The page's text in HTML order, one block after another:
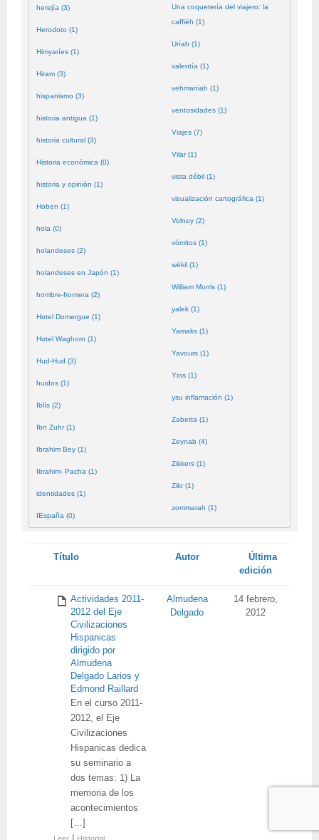
herejía (3)
Herodoto (1)
Himyaríes (1)
Hiram (3)
hispanismo (3)
historia antigua (1)
historia cultural (3)
Historia económica (0)
historia y opinión (1)
Hoben (1)
hola (0)
holandeses (2)
holandeses en Japón (1)
hombre-frontera (2)
Hotel Domergue (1)
Hotel Waghorn (1)
Hud-Hud (3)
huidos (1)
Iblís (2)
Ibn Zuhr (1)
Ibrahim Bey (1)
Ibrahim- Pacha (1)
identidades (1)
IEspaña (0)
Una coquetería del viajero: la
caffiéh (1)
Uríah (1)
valentía (1)
vehmaniah (1)
ventosidades (1)
Viajes (7)
Vilar (1)
vista débil (1)
visualización cartográfica (1)
Volney (2)
vómitos (1)
wékil (1)
William Morris (1)
yalek (1)
Yamaks (1)
Yavours (1)
Yins (1)
ysu inflamación (1)
Zabetta (1)
Zeynab (4)
Zikkers (1)
Zikr (1)
zommarah (1)
Tienes
Título Autor
Última
edición
Actividades 2011-
2012 del Eje
Civilizaciones
Hispanicas
dirigido por
Almudena
Delgado Larios y
Edmond Raillard
En el curso 2011-
2012, el Eje
Civilizaciones
Hispanicas dedica
su seminario a
dos temas: 1) La
memoria de los
acontecimientos
[…]
Almudena
Delgado
14 febrero,
2012